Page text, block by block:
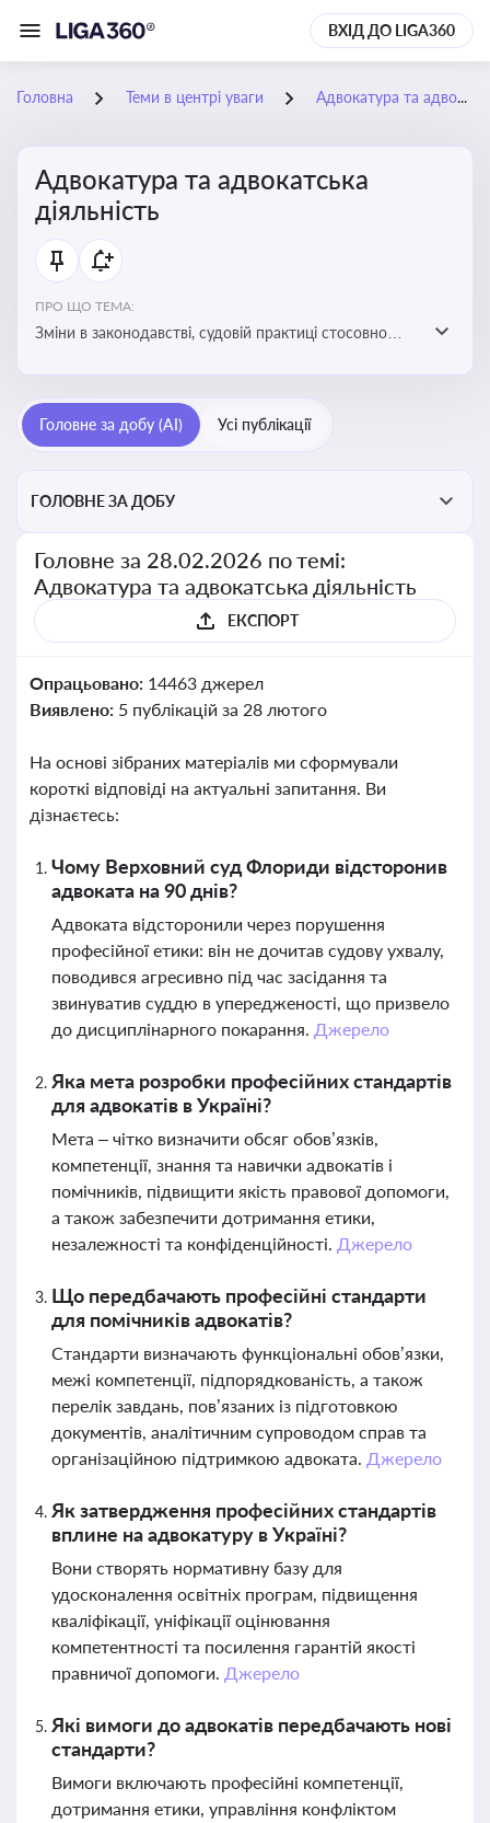
ВХІД ДО LIGA360
Головна Теми в центрі уваги Адвокатура та адвокатська діяльність
Адвокатура та адвокатська
діяльність
ПРО ЩО ТЕМА:
Зміни в законодавстві, судовій практиці стосовно
Головне за добу (AI) Усі публікації
ГОЛОВНЕ ЗА ДОБУ
Головне за 28.02.2026 по темі:
Адвокатура та адвокатська діяльність
ЕКСПОРТ
Опрацьовано: 14463 джерел
Виявлено: 5 публікацій за 28 лютого
На основі зібраних матеріалів ми сформували
короткі відповіді на актуальні запитання. Ви
дізнаєтесь:
Чому Верховний суд Флориди відсторонив
адвоката на 90 днів?
Адвоката відсторонили через порушення
професійної етики: він не дочитав судову ухвалу,
поводився агресивно під час засідання та
звинуватив суддю в упередженості, що призвело
до дисциплінарного покарання. Джерело
Яка мета розробки професійних стандартів
для адвокатів в Україні?
Мета – чітко визначити обсяг обов’язків,
компетенції, знання та навички адвокатів і
помічників, підвищити якість правової допомоги,
а також забезпечити дотримання етики,
незалежності та конфіденційності. Джерело
Що передбачають професійні стандарти
для помічників адвокатів?
Стандарти визначають функціональні обов’язки,
межі компетенції, підпорядкованість, а також
перелік завдань, пов’язаних із підготовкою
документів, аналітичним супроводом справ та
організаційною підтримкою адвоката. Джерело
Як затвердження професійних стандартів
вплине на адвокатуру в Україні?
Вони створять нормативну базу для
удосконалення освітніх програм, підвищення
кваліфікації, уніфікації оцінювання
компетентності та посилення гарантій якості
правничої допомоги. Джерело
Які вимоги до адвокатів передбачають нові
стандарти?
Вимоги включають професійні компетенції,
дотримання етики, управління конфліктом